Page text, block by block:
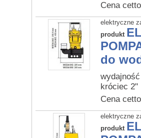
Cena
elektryczne
produkt
do
króciec 2"
Cena
elektryczne
produkt